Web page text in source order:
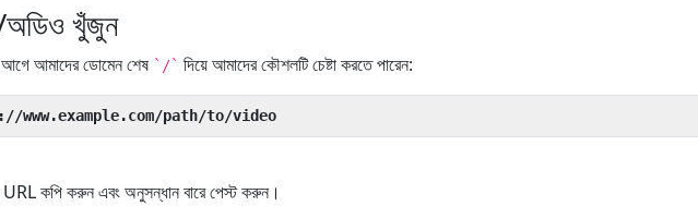
অডিও খুঁজুন
আমাদের ডোমেন শেষ `/` দিয়ে আমাদের কৌশলটি চেষ্টা করতে পারেন:
www.example.com/path/to/video
কপি করুন এবং অনুসন্ধান বারে পেস্ট করুন।